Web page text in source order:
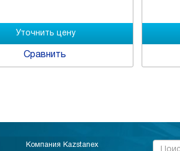
Сравнить
Компания Kazstanex